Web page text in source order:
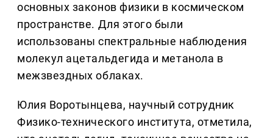
основных законов физики в космическом
пространстве. Для этого были
использованы спектральные наблюдения
молекул ацетальдегида и метанола в
межзвездных облаках.
Юлия Воротынцева, научный сотрудник
Физико-технического института, отметила,